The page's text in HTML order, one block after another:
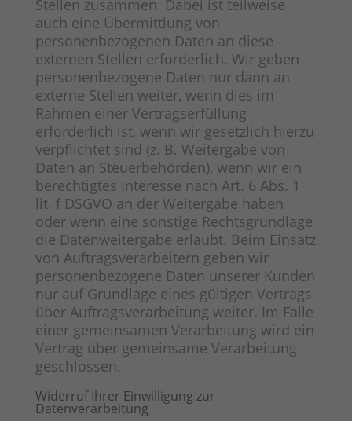
Stellen zusammen. Dabei ist teilweise
auch eine Übermittlung von
personenbezogenen Daten an diese
externen Stellen erforderlich. Wir geben
personenbezogene Daten nur dann an
externe Stellen weiter, wenn dies im
Rahmen einer Vertragserfüllung
erforderlich ist, wenn wir gesetzlich hierzu
verpflichtet sind (z. B. Weitergabe von
Daten an Steuerbehörden), wenn wir ein
berechtigtes Interesse nach Art. 6 Abs. 1
lit. f DSGVO an der Weitergabe haben
oder wenn eine sonstige Rechtsgrundlage
die Datenweitergabe erlaubt. Beim Einsatz
von Auftragsverarbeitern geben wir
personenbezogene Daten unserer Kunden
nur auf Grundlage eines gültigen Vertrags
über Auftragsverarbeitung weiter. Im Falle
einer gemeinsamen Verarbeitung wird ein
Vertrag über gemeinsame Verarbeitung
geschlossen.
Widerruf Ihrer Einwilligung zur
Datenverarbeitung